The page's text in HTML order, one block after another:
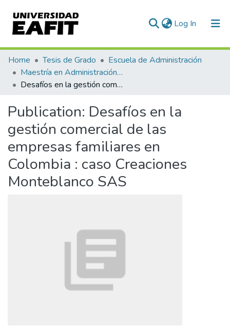
Log In (current)
Communities & Collections
All of DSpace
Home Tesis de Grado
Escuela de Administración
Maestría en Administración - MBA (tesis)
Desafíos en la gestión comercial de las empresas familiares en Colombia : caso Creaciones Monteblanco SAS
Publication: Desafíos en la
gestión comercial de las
empresas familiares en
Colombia : caso Creaciones
Monteblanco SAS